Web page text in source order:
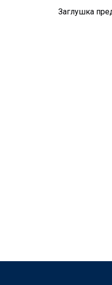
Заглушка